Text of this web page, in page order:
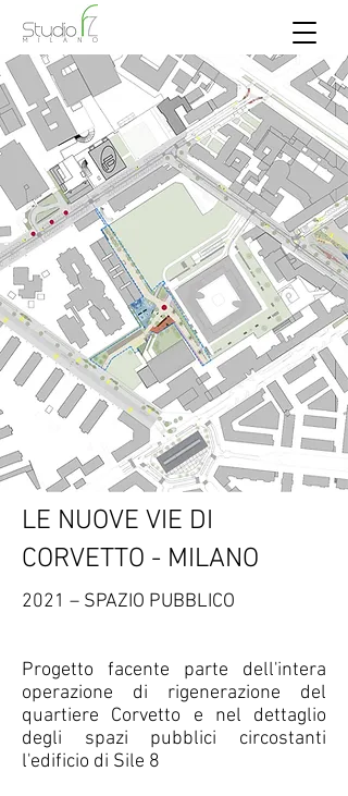
LE NUOVE VIE DI
CORVETTO - MILANO
2021 – SPAZIO PUBBLICO
Progetto facente parte dell'intera
operazione di rigenerazione del
quartiere Corvetto e nel dettaglio
degli spazi pubblici circostanti
l'edificio di Sile 8